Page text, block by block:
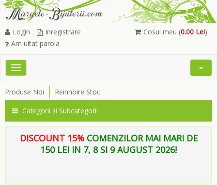
Cosul meu (0.00 Lei)
Login
Inregistrare
Am uitat parola
Toggle
Open
Produse Noi Reinnoire Stoc
Categorii si Subcategorii
DISCOUNT 15% COMENZILOR MAI MARI DE
150 LEI IN 7, 8 SI 9 AUGUST 2026!